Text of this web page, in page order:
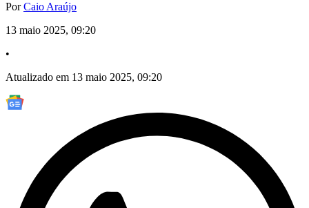
PorCaio Araújo
13 maio 2025, 09:20
•
Atualizado em 13 maio 2025, 09:20